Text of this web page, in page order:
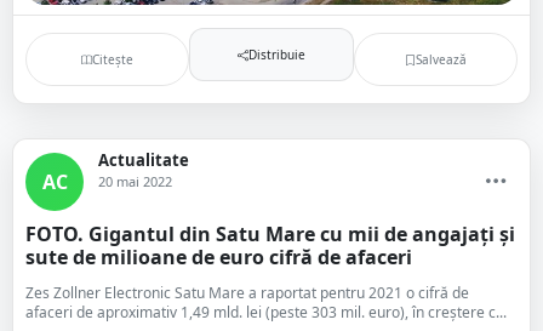
Citește Distribuie Salvează
AC
Actualitate
20 mai 2022
FOTO. Gigantul din Satu Mare cu mii de angajați și
sute de milioane de euro cifră de afaceri
Zes Zollner Electronic Satu Mare a raportat pentru 2021 o cifră de
afaceri de aproximativ 1,49 mld. lei (peste 303 mil. euro), în creştere c...